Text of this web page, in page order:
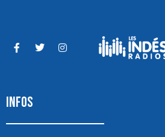
INFOS